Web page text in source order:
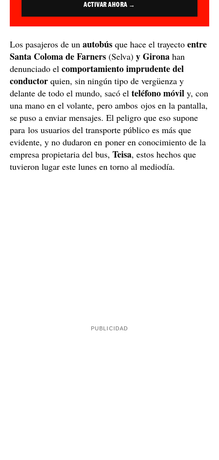
ACTIVAR AHORA →
Los pasajeros de un autobús que hace el trayecto entre
Santa Coloma de Farners (Selva) y Girona han
denunciado el comportamiento imprudente del
conductor quien, sin ningún tipo de vergüenza y
delante de todo el mundo, sacó el teléfono móvil y, con
una mano en el volante, pero ambos ojos en la pantalla,
se puso a enviar mensajes. El peligro que eso supone
para los usuarios del transporte público es más que
evidente, y no dudaron en poner en conocimiento de la
empresa propietaria del bus, Teisa, estos hechos que
tuvieron lugar este lunes en torno al mediodía.